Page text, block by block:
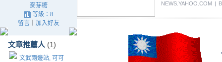
麥芽糖
等級：8
留言｜ 加入好友
文章推薦人 (1)
文武兩邊站, 可可
NEWS.YAHOO.COM |